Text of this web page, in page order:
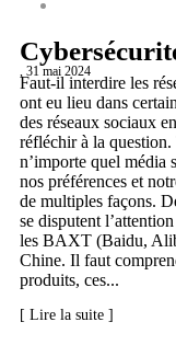
, 31 mai 2024
Faut-il interdire les
ont eu lieu dans
des réseaux sociaux
réfléchir à la
n’importe quel média
nos préférences et
de multiples façons.
se disputent
les BAXT (Baidu,
Chine. Il faut
produits, ces...
[ Lire la suite ]